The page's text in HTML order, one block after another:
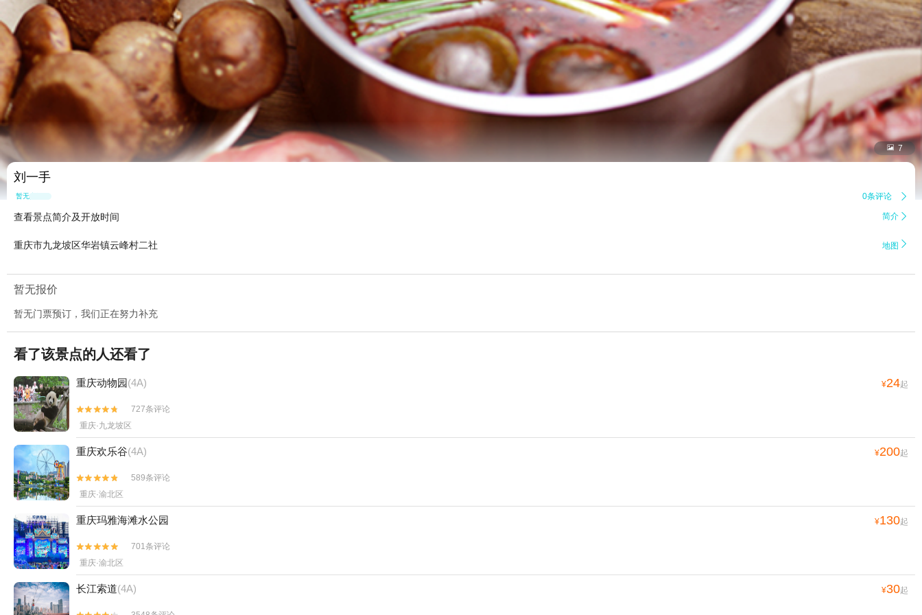
 7
刘一手
暂无点评 0条评论 
查看景点简介及开放时间 简介 
重庆市九龙坡区华岩镇云峰村二社 地图 
暂无报价
暂无门票预订，我们正在努力补充
看了该景点的人还看了
重庆动物园(4A) ¥24起


727条评论
重庆·九龙坡区
重庆欢乐谷(4A) ¥200起


589条评论
重庆·渝北区
重庆玛雅海滩水公园 ¥130起


701条评论
重庆·渝北区
长江索道(4A) ¥30起